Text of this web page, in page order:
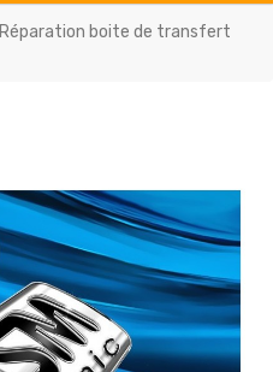
Réparation boite de transfert